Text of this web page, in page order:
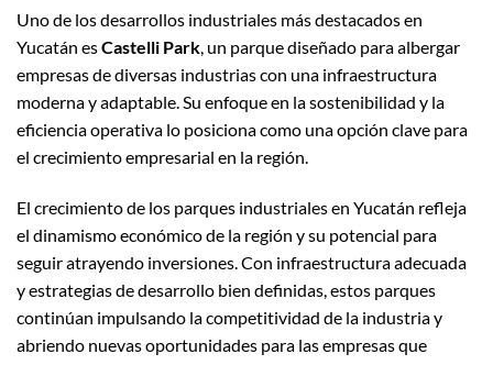
Uno de los desarrollos industriales más destacados en
Yucatán esCastelli Park, un parque diseñado para albergar
empresas de diversas industrias con una infraestructura
moderna y adaptable. Su enfoque en la sostenibilidad y la
eficiencia operativa lo posiciona como una opción clave para
el crecimiento empresarial en la región.
El crecimiento de los parques industriales en Yucatán refleja
el dinamismo económico de la región y su potencial para
seguir atrayendo inversiones. Con infraestructura adecuada
y estrategias de desarrollo bien definidas, estos parques
continúan impulsando la competitividad de la industria y
abriendo nuevas oportunidades para las empresas que